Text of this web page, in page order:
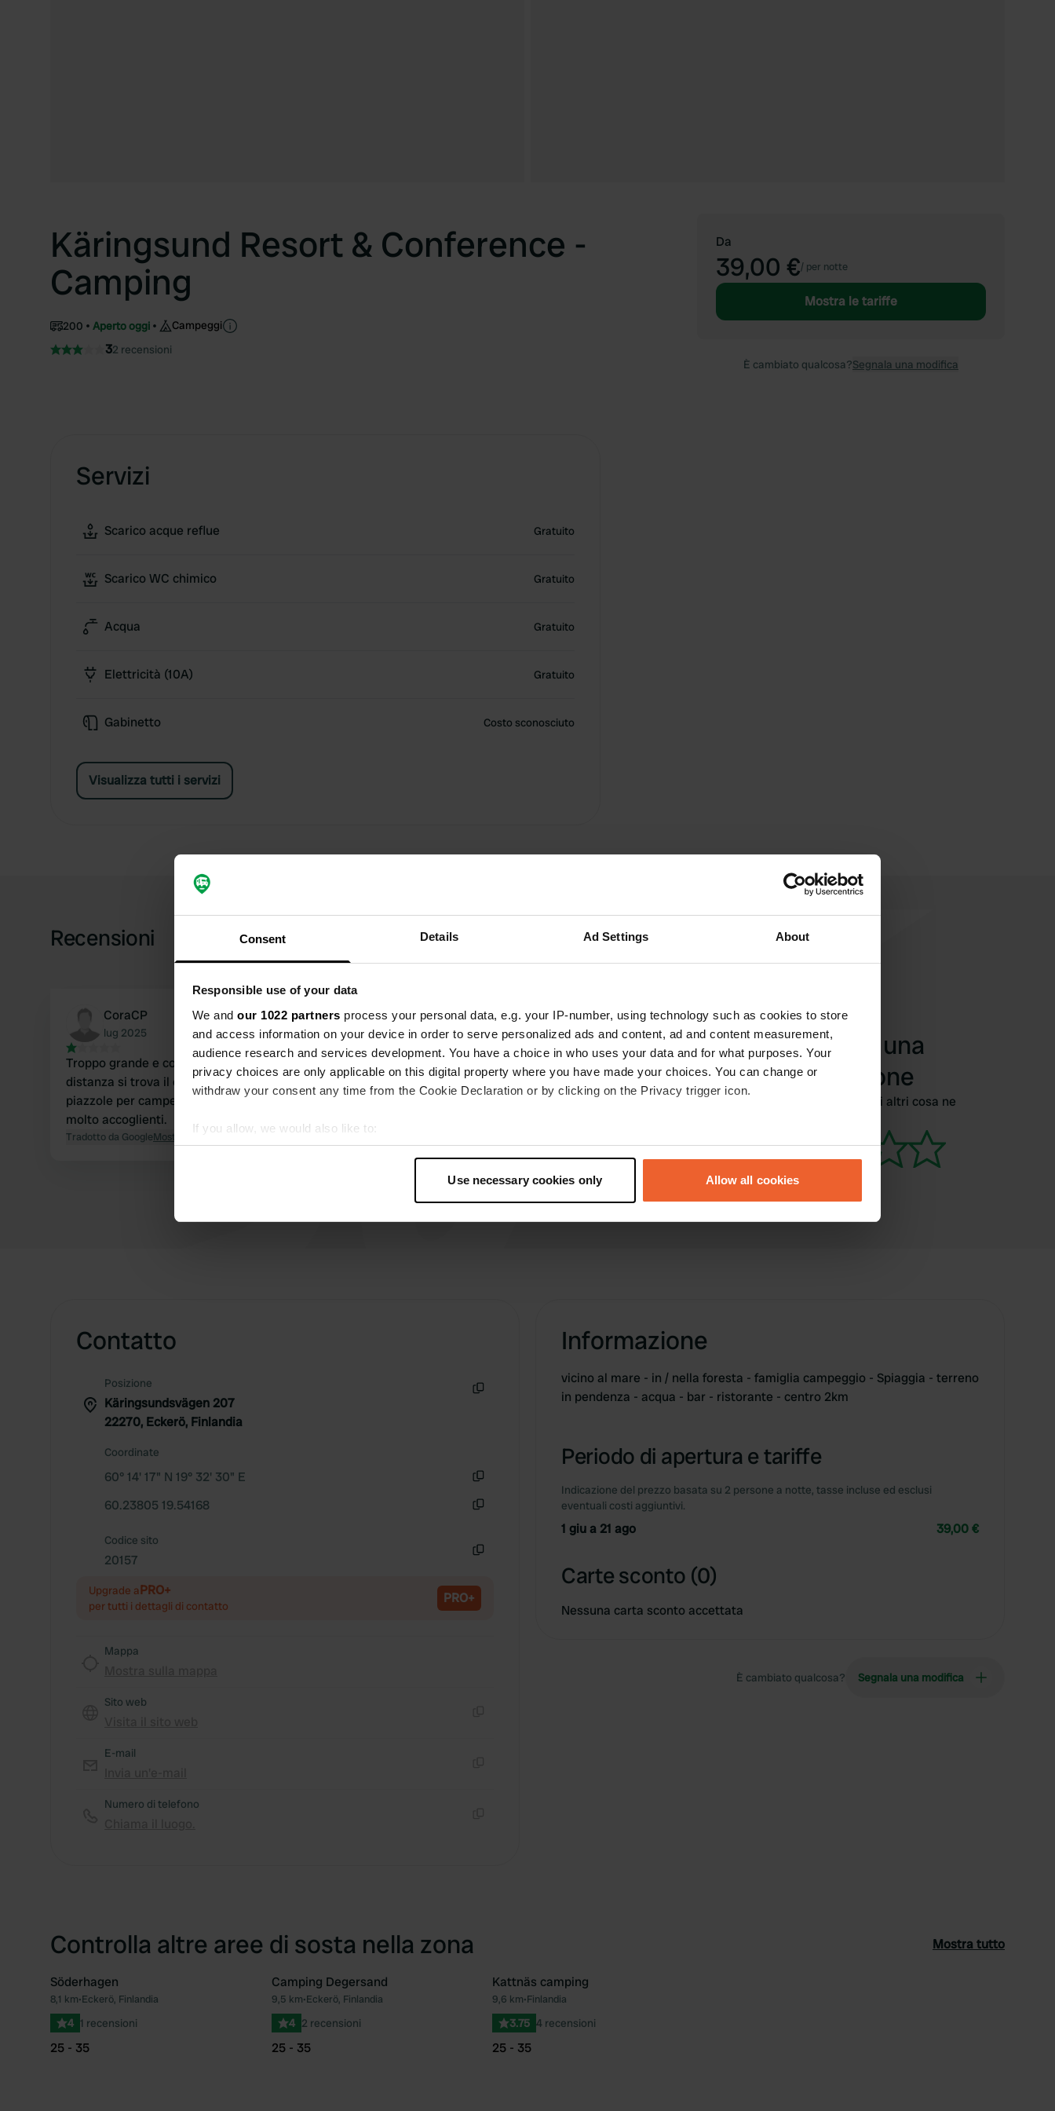
Consent Details Ad Settings About
Responsible use of your data
We and our 1022 partners process your personal data, e.g. your IP-number, using technology such as cookies to store
and access information on your device in order to serve personalized ads and content, ad and content measurement,
audience research and services development. You have a choice in who uses your data and for what purposes. Your
privacy choices are only applicable on this digital property where you have made your choices. You can change or
withdraw your consent any time from the Cookie Declaration or by clicking on the Privacy trigger icon.
If you allow, we would also like to:
Collect information about your geographical location which can be accurate to within several meters
Find out more about how your personal data is processed and set your preferences in the
Use necessary cookies only Allow all cookies
Käringsund Resort & Conference -
Camping
200 Aperto oggi Campeggi
32 recensioni
Servizi
Scarico acque reflue Gratuito
Scarico WC chimico Gratuito
Acqua Gratuito
Elettricità (10A) Gratuito
Gabinetto Costo sconosciuto
Visualizza tutti i servizi
Da
39,00 €/ per notte
Mostra le tariffe
È cambiato qualcosa?Segnala una modifica
Recensioni
CoraCP
lug 2025
Troppo grande e costoso. A pochi chilometri di
distanza si trova il campeggio Hammervik. 20
piazzole per camper, 25 euro, proprio sull'acqua,
molto accoglienti.
Tradotto da GoogleMostra originale
M Manochor
ago 2021
il martello assoluto. con il SUP esattamente la
cosa giusta.
Tradotto da GoogleMostra originale
Aggiungi una
recensione
Siete stati qui? Dite agli altri cosa ne
Contatto
Posizione
Käringsundsvägen 207
22270, Eckerö, Finlandia
Coordinate
60° 14' 17" N 19° 32' 30" E
60.23805 19.54168
Codice sito
20157
Upgrade aPRO+
per tutti i dettagli di contatto PRO+
Mappa
Sito web
E-mail
Numero di telefono
Informazione
vicino al mare - in / nella foresta - famiglia campeggio - Spiaggia - terreno
in pendenza - acqua - bar - ristorante - centro 2km
Periodo di apertura e tariffe
Indicazione del prezzo basata su 2 persone a notte, tasse incluse ed esclusi
eventuali costi aggiuntivi.
1 giu a 21 ago 39,00 €
Carte sconto (0)
Nessuna carta sconto accettata
È cambiato qualcosa? Segnala una modifica
Controlla altre aree di sosta nella zona Mostra tutto
Preferito
Söderhagen
8,1 km•Eckerö, Finlandia
4 1 recensioni
25 - 35
Preferito
Camping Degersand
9,5 km•Eckerö, Finlandia
4 2 recensioni
25 - 35
Kattnäs camping
9,6 km•Finlandia
3.75 4 recensioni
25 - 35